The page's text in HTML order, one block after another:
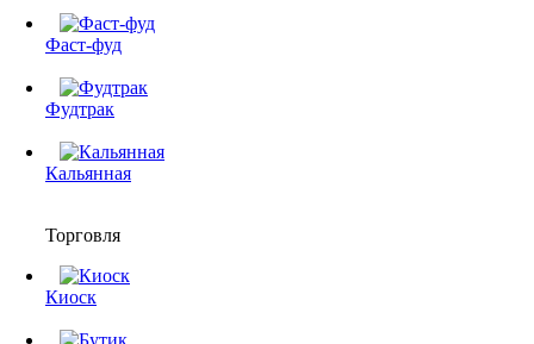
Фаст-фуд
Фудтрак
Кальянная
Торговля
Киоск